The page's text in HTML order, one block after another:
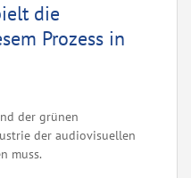
die
Prozess in
der grünen
der audiovisuellen
muss.